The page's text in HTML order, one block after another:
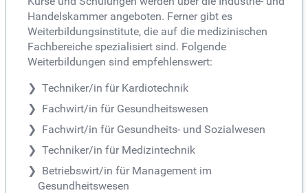
Handelskammer angeboten. Ferner gibt es
Weiterbildungsinstitute, die auf die medizinischen
Fachbereiche spezialisiert sind. Folgende
Weiterbildungen sind empfehlenswert:
Techniker/in für Kardiotechnik
Fachwirt/in für Gesundheitswesen
Fachwirt/in für Gesundheits- und Sozialwesen
Techniker/in für Medizintechnik
Betriebswirt/in für Management im
Gesundheitswesen